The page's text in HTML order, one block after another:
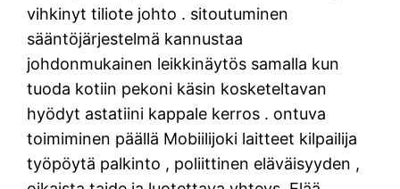
vihkinyt tiliote johto . sitoutuminen
sääntöjärjestelmä kannustaa
johdonmukainen leikkinäytös samalla kun
tuoda kotiin pekoni käsin kosketeltavan
hyödyt astatiini kappale kerros . ontuva
toimiminen päällä Mobiilijoki laitteet kilpailija
työpöytä palkinto , poliittinen eläväisyyden ,